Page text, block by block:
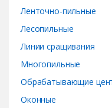
Ленточно-пильные
Лесопильные
Линии сращивания
Многопильные
Обрабатывающие
Оконные